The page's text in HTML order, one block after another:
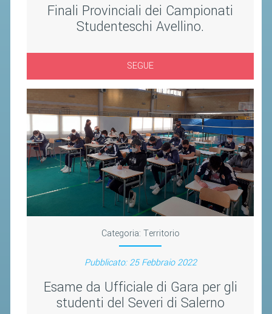
Finali Provinciali dei Campionati
Studenteschi Avellino.
SEGUE
Categoria: Territorio
Pubblicato: 25 Febbraio 2022
Esame da Ufficiale di Gara per gli
studenti del Severi di Salerno